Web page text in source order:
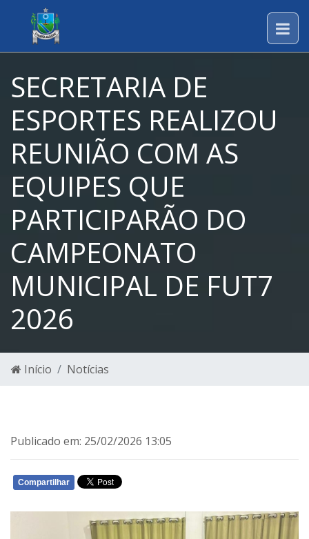
SECRETARIA DE
ESPORTES REALIZOU
REUNIÃO COM AS
EQUIPES QUE
PARTICIPARÃO DO
CAMPEONATO
MUNICIPAL DE FUT7
2026
Início Notícias
Publicado em: 25/02/2026 13:05
Compartilhar